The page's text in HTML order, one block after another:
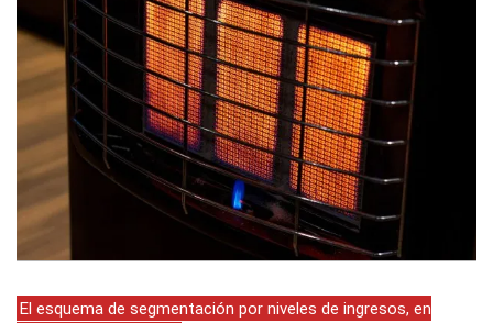
El esquema de segmentación por niveles de ingresos, en